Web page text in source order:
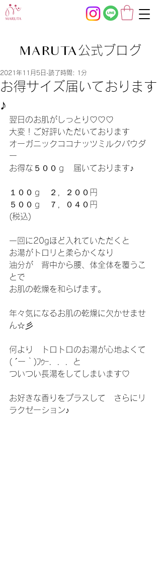
MARUTA公式ブログ
お得サイズ届いております
♪
2021年11月5日 読了時間: 1分
翌日のお肌がしっとり♡♡♡
大変！ご好評いただいております
オーガニックココナッツミルクパウダ
ー
お得な５００ｇ　届いております♪
１００ｇ　２，２００円
５００ｇ　７，０４０円
(税込)
一回に20gほど入れていただくと
お湯がトロリと柔らかくなり
油分が　背中から腰、体全体を覆うこ
とで
お肌の乾燥を和らげます。
年々気になるお肌の乾燥に欠かせませ
ん☆彡
何より　トロトロのお湯が心地よくて
( ´ー｀)ﾌｩｰ．．．と
ついつい長湯をしてしまいます♡
お好きな香りをプラスして　さらにリ
ラクゼーション♪